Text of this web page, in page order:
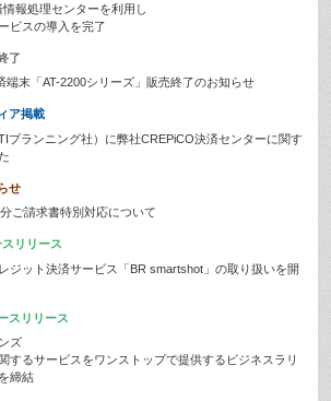
報処理センターを利用し
ビスの導入を完了
了
端末「AT-2200シリーズ」販売終了のお知らせ
ア掲載
プランニング社）に弊社CREPiCO決済センターに関す
せ
ご請求書特別対応について
スリリース
ジット決済サービス「BR smartshot」の取り扱いを開
スリリース
ズ
するサービスをワンストップで提供するビジネスラリ
締結